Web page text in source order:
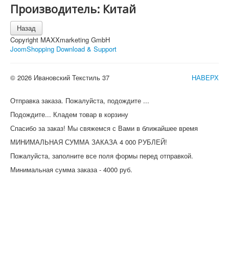
Производитель: Китай
Copyright MAXXmarketing GmbH
JoomShopping Download & Support
НАВЕРХ
© 2026 Ивановский Текстиль 37
Отправка заказа. Пожалуйста, подождите ...
Подождите... Кладем товар в корзину
Спасибо за заказ! Мы свяжемся с Вами в ближайшее время
МИНИМАЛЬНАЯ СУММА ЗАКАЗА 4 000 РУБЛЕЙ!
Пожалуйста, заполните все поля формы перед отправкой.
Минимальная сумма заказа - 4000 руб.